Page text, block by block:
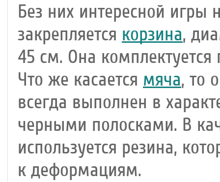
Без них интересной игры
закрепляется корзина,
45 см. Она комплектуется
Что же касается мяча, то
всегда выполнен в
черными полосками. В
используется резина,
к деформациям.